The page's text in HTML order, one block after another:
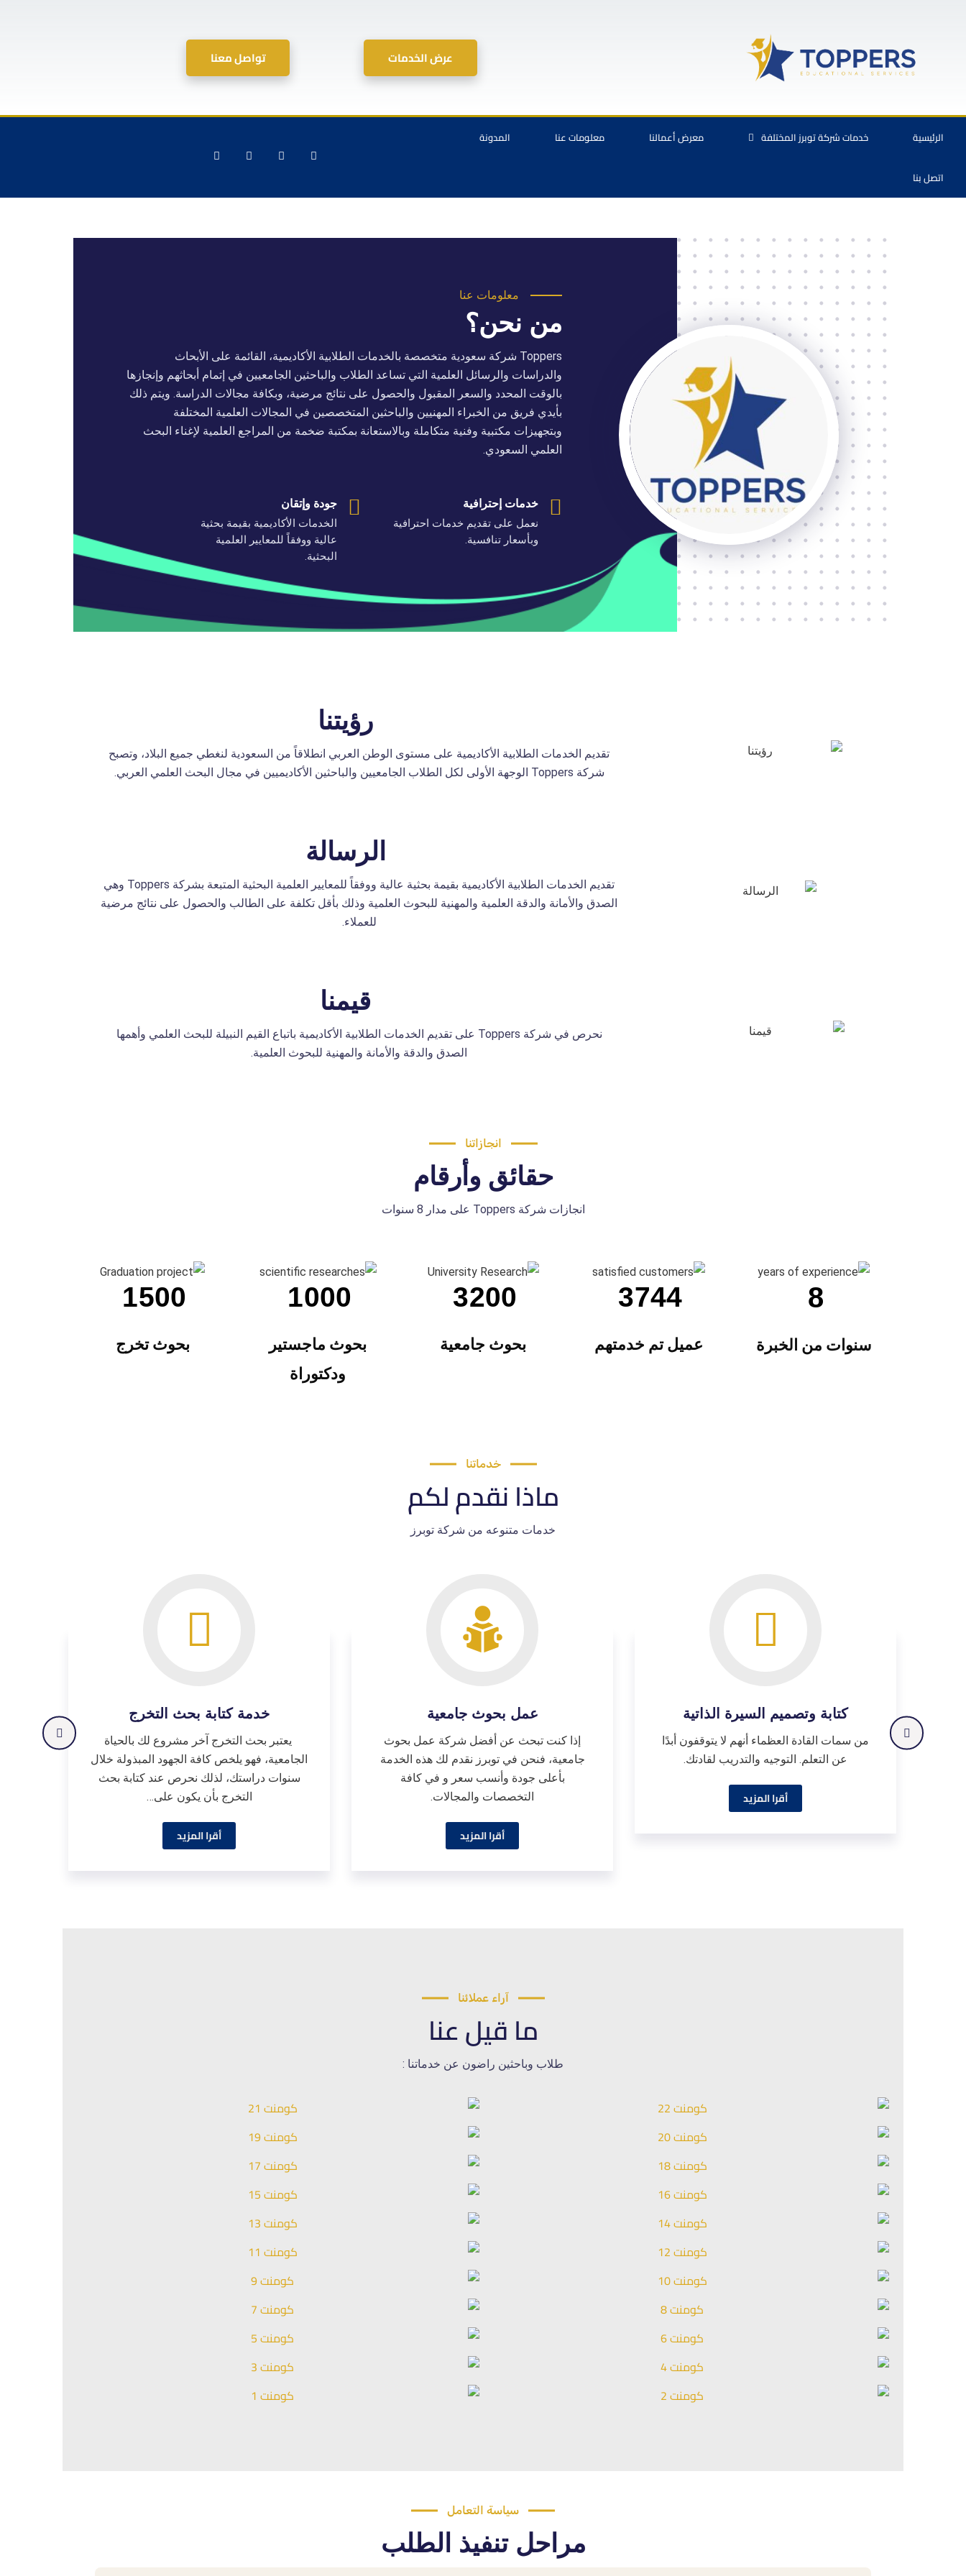
عرض الخدمات تواصل معنا
الرئيسية خدمات شركة توبرز المختلفة معرض أعمالنا معلومات عنا المدونة
اتصل بنا
معلومات عنا
من نحن؟
Toppers شركة سعودية متخصصة بالخدمات الطلابية الأكاديمية، القائمة على الأبحاث
والدراسات والرسائل العلمية التي تساعد الطلاب والباحثين الجامعيين في إتمام أبحاثهم وإنجازها
بالوقت المحدد والسعر المقبول والحصول على نتائج مرضية، وبكافة مجالات الدراسة. ويتم ذلك
بأيدي فريق من الخبراء المهنيين والباحثين المتخصصين في المجالات العلمية المختلفة
وبتجهيزات مكتبية وفنية متكاملة وبالاستعانة بمكتبة ضخمة من المراجع العلمية لإغناء البحث
العلمي السعودي.
خدمات إحترافية
نعمل على تقديم خدمات احترافية
وبأسعار تنافسية.
جودة وإتقان
الخدمات الأكاديمية بقيمة بحثية
عالية ووفقاً للمعايير العلمية
البحثية.
رؤيتنا
تقديم الخدمات الطلابية الأكاديمية على مستوى الوطن العربي انطلاقاً من السعودية لنغطي جميع البلاد، وتصبح
شركة Toppers الوجهة الأولى لكل الطلاب الجامعيين والباحثين الأكاديميين في مجال البحث العلمي العربي.
الرسالة
تقديم الخدمات الطلابية الأكاديمية بقيمة بحثية عالية ووفقاً للمعايير العلمية البحثية المتبعة بشركة Toppers وهي
الصدق والأمانة والدقة العلمية والمهنية للبحوث العلمية وذلك بأقل تكلفة على الطالب والحصول على نتائج مرضية
للعملاء.
قيمنا
نحرص في شركة Toppers على تقديم الخدمات الطلابية الأكاديمية باتباع القيم النبيلة للبحث العلمي وأهمها
الصدق والدقة والأمانة والمهنية للبحوث العلمية.
انجازاتنا
حقائق وأرقام
انجازات شركة Toppers على مدار 8 سنوات
8
سنوات من الخبرة
4000
عميل تم خدمتهم
3200
بحوث جامعية
1000
بحوث ماجستير
ودكتوراة
1500
بحوث تخرج
خدماتنا
ماذا نقدم لكم
خدمات متنوعه من شركة توبرز
كتابة وتصميم السيرة الذاتية
من سمات القادة العظماء أنهم لا يتوقفون أبدًا
عن التعلم. التوجيه والتدريب لقادتك.
أقرا المزيد
عمل بحوث جامعية
إذا كنت تبحث عن أفضل شركة عمل بحوث
جامعية، فنحن في توبرز نقدم لك هذه الخدمة
بأعلى جودة وأنسب سعر و في كافة
التخصصات والمجالات.
أقرا المزيد
خدمة كتابة بحث التخرج
يعتبر بحث التخرج آخر مشروع لك بالحياة
الجامعية، فهو يلخص كافة الجهود المبذولة خلال
سنوات دراستك، لذلك نحرص عند كتابة بحث
التخرج بأن يكون على…
أقرا المزيد
آراء عملائنا
ما قيل عنا
طلاب وباحثين راضون عن خدماتنا :
سياسة التعامل
مراحل تنفيذ الطلب